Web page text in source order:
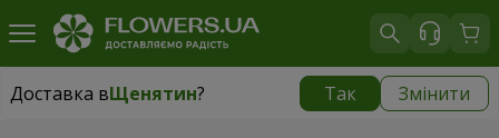
Доставка вЩенятин? Так Змінити
Доставка вЩенятин|